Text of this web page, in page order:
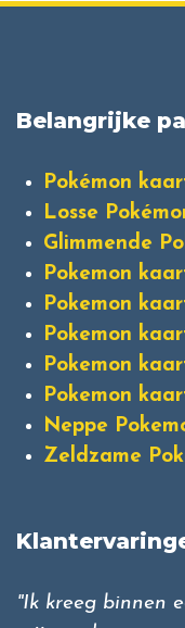
Belangrijke
Pokémon
Losse
Glimmende
Pokemon
Pokemon
Pokemon
Pokemon
Pokemon
Neppe
Zeldzame
"Ik kreeg binnen